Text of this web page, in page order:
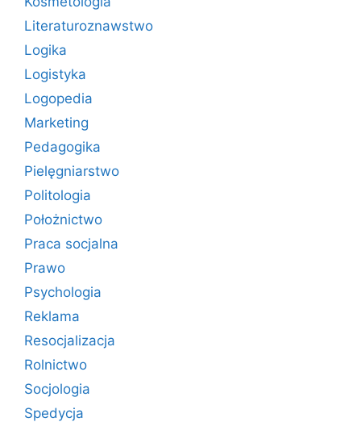
Literaturoznawstwo
Logika
Logistyka
Logopedia
Marketing
Pedagogika
Pielęgniarstwo
Politologia
Położnictwo
Praca socjalna
Prawo
Psychologia
Reklama
Resocjalizacja
Rolnictwo
Socjologia
Spedycja